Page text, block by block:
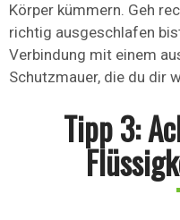
Körper kümmern. Geh
richtig ausgeschlafen
Verbindung mit einem
Schutzmauer, die du dir
Tipp 3: